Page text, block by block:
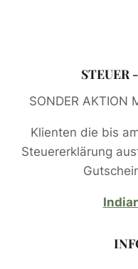
STEUER
SONDER AKTION
Klienten die bis
Steuererklärung